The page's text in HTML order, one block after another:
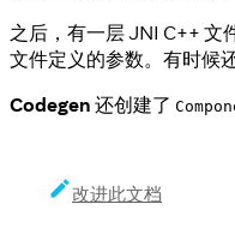
之后，有一层 JNI C++ 文
文件定义的参数。有时候
Codegen 还创建了
改进此文档